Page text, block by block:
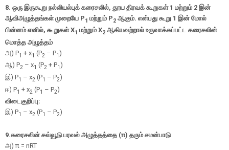
8. ஒரு இருகூறு நல்லியல்புக் கரைசலில், தூய திரவக் கூறுகள் 1 மற்றும் 2 இன்
ஆவிஅழுத்தங்கள் முறையே P1 மற்றும் P2 ஆகும். என்பது கூறு 1 இன் மோல்
பின்னம் எனில், கூறுகள் X1 மற்றும் X2 ஆகியவற்றால் உருவாக்கப்பட்ட கரைசலின்
மொத்த அழுத்தம்
அ) P1 + x1 (P2 – P1)
ஆ) P2 – x1 (P2 + P1)
இ) P1 – x2 (P1 – P2)
ஈ) P1 + x2 (P1 – P2)
விடைகுறிப்பு:
இ) P1 – x2 (P1 – P2)
9.கரைசலின் சவ்வூடு பரவல் அழுத்தத்தை (π) தரும் சமன்பாடு
அ)π = nRT